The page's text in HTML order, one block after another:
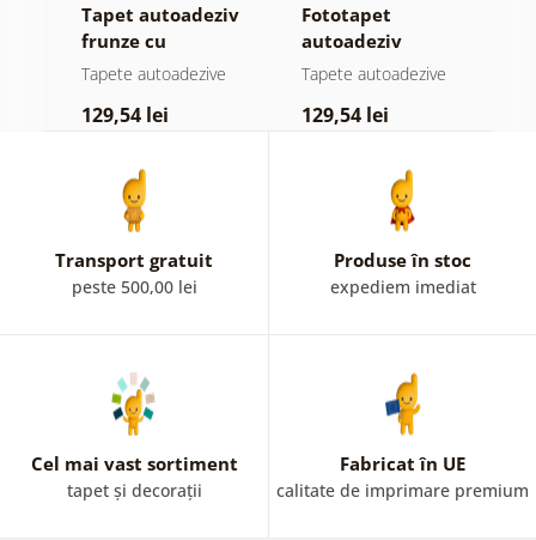
Tapet autoadeziv
frunze cu
atingere
Tapete autoadezive
129,54 lei
Fototapet
autoadeziv
pădure în ceață
Tapete autoadezive
129,54 lei
Transport gratuit
peste 500,00 lei
Produse în stoc
expediem imediat
Cel mai vast sortiment
tapet și decorații
Fabricat în UE
calitate de imprimare premium